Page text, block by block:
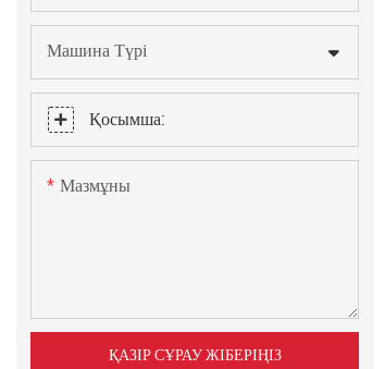
Машина Түрі
Қосымша:
Мазмұны
ҚАЗІР СҰРАУ ЖІБЕРІҢІЗ